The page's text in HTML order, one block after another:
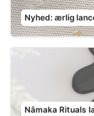
Nyhed: ærlig
Nãmaka Rituals